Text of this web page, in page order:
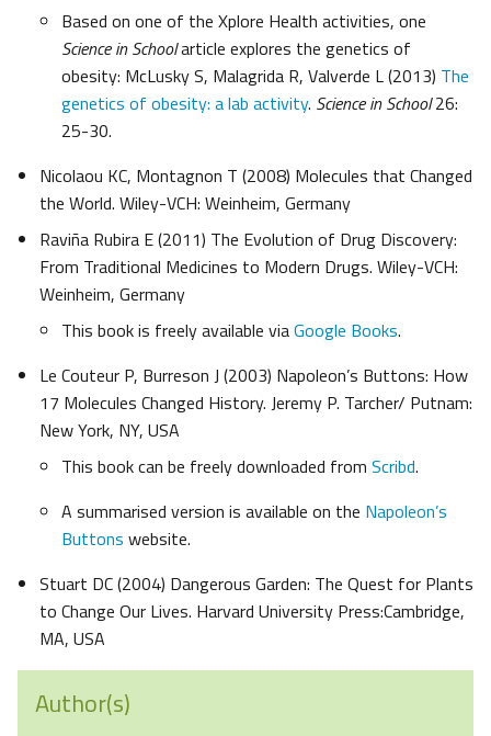
Based on one of the Xplore Health activities, one
Science in Schoolarticle explores the genetics of
obesity: McLusky S, Malagrida R, Valverde L (2013) The
genetics of obesity: a lab activity. Science in School26:
25-30.
Nicolaou KC, Montagnon T (2008) Molecules that Changed
the World. Wiley-VCH: Weinheim, Germany
Raviña Rubira E (2011) The Evolution of Drug Discovery:
From Traditional Medicines to Modern Drugs. Wiley-VCH:
Weinheim, Germany
This book is freely available viaGoogle Books.
Le Couteur P, Burreson J (2003) Napoleon’s Buttons: How
17 Molecules Changed History. Jeremy P. Tarcher/ Putnam:
New York, NY, USA
This book can be freely downloaded from Scribd.
A summarised version is available on the Napoleon’s
Buttons website.
Stuart DC (2004) Dangerous Garden: The Quest for Plants
to Change Our Lives. Harvard University Press:Cambridge,
MA, USA
Author(s)